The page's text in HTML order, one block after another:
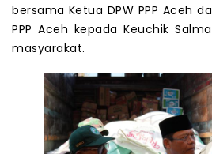
bersama Ketua DPW PPP Aceh
PPP Aceh kepada Keuchik
masyarakat.